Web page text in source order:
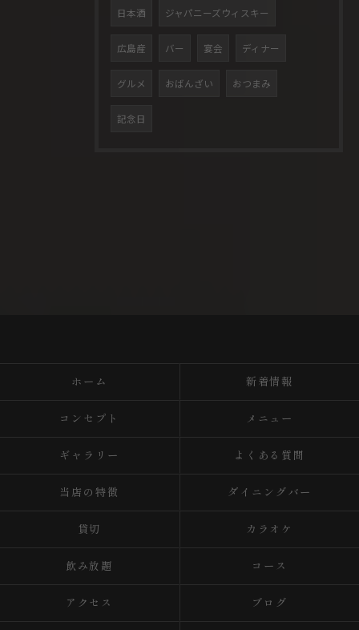
日本酒 ジャパニーズウィスキー
広島産 バー 宴会 ディナー
グルメ おばんざい おつまみ
記念日
ホーム 新着情報
コンセプト メニュー
ギャラリー よくある質問
当店の特徴 ダイニングバー
貸切 カラオケ
飲み放題 コース
アクセス ブログ